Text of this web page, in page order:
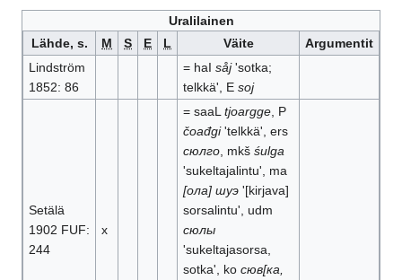
Uralilainen
Lähde, s.
M S E L Väite
Argumentit
Lindström
1852: 86
= haI såj'sotka;
telkkä', E soj
Setälä
1902 FUF:
244
x
= saaL tjoargge, P
čoađgi'telkkä', ers
сюлго, mkš śulga
'sukeltajalintu', ma
[ола] шуэ'[kirjava]
sorsalintu', udm
сюлы
'sukeltajasorsa,
sotka', ko сюв[ка,